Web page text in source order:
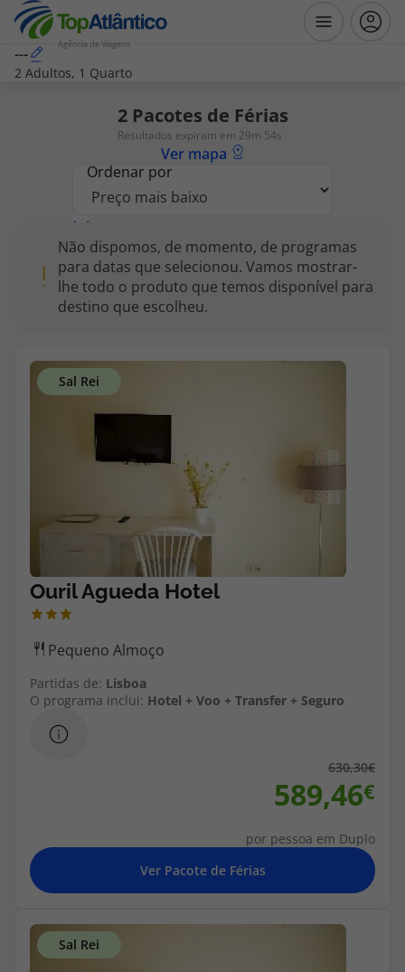
Agência de Viagens
Voos + Hotel
Pacotes de Férias
Escapadinhas
Cruzeiros
Especialistas
Cheque Viagem
Rede de Lojas
Contactos
Apoio ao cliente em Portugal
218 925 471
---
2 Adultos, 1 Quarto
2 Pacotes de Férias
Resultados expiram em 29m 54s
Ver mapa
Ordenar por
Não dispomos, de momento, de programas
para datas que selecionou. Vamos mostrar-
lhe todo o produto que temos disponível para
destino que escolheu.
Partidas de: Lisboa
O programa inclui: Hotel + Voo + Transfer + Seguro
630,30
589,46
por pessoa em Duplo